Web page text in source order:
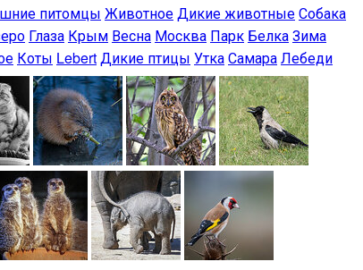
питомцы ЖивотноеДикие животныеСобака
Глаза Крым Весна Москва Парк БелкаЗима
Коты LebertДикие птицы УткаСамараЛебеди